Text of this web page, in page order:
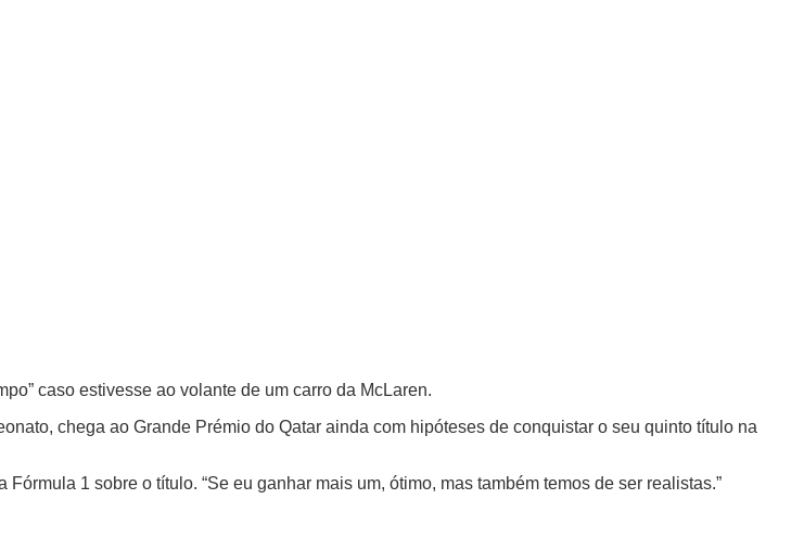
caso estivesse ao volante de um carro da McLaren.
chega ao Grande Prémio do Qatar ainda com hipóteses de conquistar o seu quinto título na
1 sobre o título. “Se eu ganhar mais um, ótimo, mas também temos de ser realistas.”